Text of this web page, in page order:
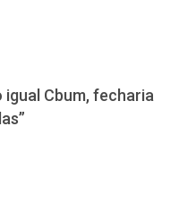
igual Cbum, fecharia